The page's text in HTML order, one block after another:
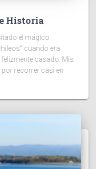
Historia
el mágico
cuando era
casado. Mis
recorrer casi en